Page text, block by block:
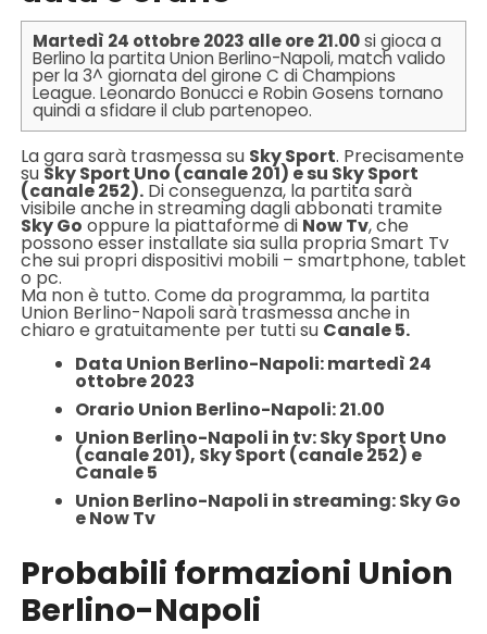
Martedì 24 ottobre 2023 alle ore 21.00si gioca a
Berlino la partita Union Berlino-Napoli, match valido
per la 3^ giornata del girone C di Champions
League. Leonardo Bonucci e Robin Gosens tornano
quindi a sfidare il club partenopeo.
La gara sarà trasmessa su Sky Sport. Precisamente
su Sky Sport Uno (canale 201) e su Sky Sport
(canale 252).Di conseguenza, la partita sarà
visibile anche in streaming dagli abbonati tramite
Sky Go oppure la piattaforme di Now Tv, che
possono esser installate sia sulla propria Smart Tv
che sui propri dispositivi mobili – smartphone, tablet
o pc.
Ma non è tutto. Come da programma, la partita
Union Berlino-Napoli sarà trasmessa anche in
chiaro e gratuitamente per tutti su Canale 5.
Data Union Berlino-Napoli: martedì 24
ottobre 2023
Orario Union Berlino-Napoli: 21.00
Union Berlino-Napoli in tv: Sky Sport Uno
(canale 201), Sky Sport (canale 252) e
Canale 5
Union Berlino-Napoli in streaming: Sky Go
e Now Tv
Probabili formazioni Union
Berlino-Napoli